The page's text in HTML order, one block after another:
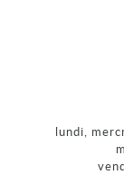
lundi,